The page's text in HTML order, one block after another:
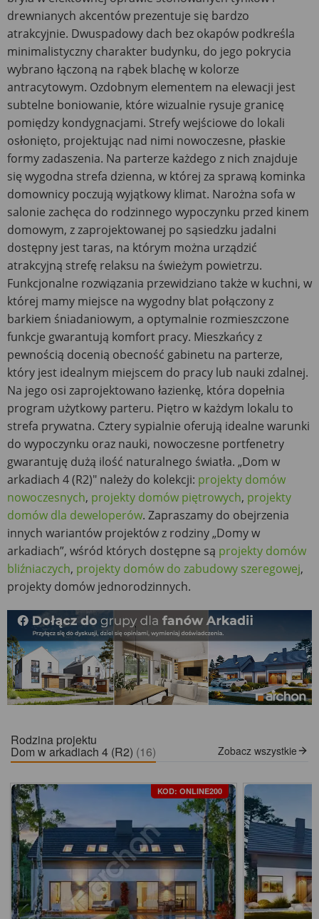
drewnianych akcentów prezentuje się bardzo
atrakcyjnie. Dwuspadowy dach bez okapów podkreśla
minimalistyczny charakter budynku, do jego pokrycia
wybrano łączoną na rąbek blachę w kolorze
antracytowym. Ozdobnym elementem na elewacji jest
subtelne boniowanie, które wizualnie rysuje granicę
pomiędzy kondygnacjami. Strefy wejściowe do lokali
osłonięto, projektując nad nimi nowoczesne, płaskie
formy zadaszenia. Na parterze każdego z nich znajduje
się wygodna strefa dzienna, w której za sprawą kominka
domownicy poczują wyjątkowy klimat. Narożna sofa w
salonie zachęca do rodzinnego wypoczynku przed kinem
domowym, z zaprojektowanej po sąsiedzku jadalni
dostępny jest taras, na którym można urządzić
atrakcyjną strefę relaksu na świeżym powietrzu.
Funkcjonalne rozwiązania przewidziano także w kuchni, w
której mamy miejsce na wygodny blat połączony z
barkiem śniadaniowym, a optymalnie rozmieszczone
funkcje gwarantują komfort pracy. Mieszkańcy z
pewnością docenią obecność gabinetu na parterze,
który jest idealnym miejscem do pracy lub nauki zdalnej.
Na jego osi zaprojektowano łazienkę, która dopełnia
program użytkowy parteru. Piętro w każdym lokalu to
strefa prywatna. Cztery sypialnie oferują idealne warunki
do wypoczynku oraz nauki, nowoczesne portfenetry
gwarantuję dużą ilość naturalnego światła. „Dom w
arkadiach 4 (R2)" należy do kolekcji: projekty domów
nowoczesnych, projekty domów piętrowych, projekty
domów dla deweloperów. Zapraszamy do obejrzenia
innych wariantów projektów z rodziny „Domy w
arkadiach”, wśród których dostępne są projekty domów
bliźniaczych, projekty domów do zabudowy szeregowej,
projekty domów jednorodzinnych.
Rodzina projektu
Dom w arkadiach 4 (R2) (16) Zobacz wszystkie
KOD: ONLINE200